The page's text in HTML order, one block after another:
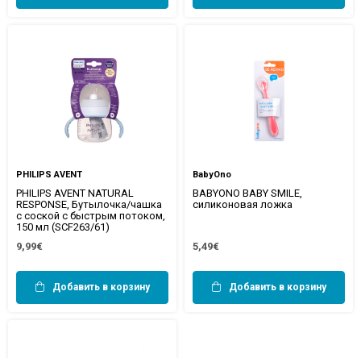
PHILIPS AVENT
PHILIPS AVENT NATURAL
RESPONSE, Бутылочка/чашка
с соской с быстрым потоком,
150 мл (SCF263/61)
9,99€
Добавить в корзину
BabyOno
BABYONO BABY SMILE,
силиконовая ложка
5,49€
Добавить в корзину